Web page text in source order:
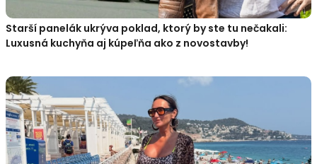
Starší panelák ukrýva poklad, ktorý by ste tu nečakali:
Luxusná kuchyňa aj kúpeľňa ako z novostavby!